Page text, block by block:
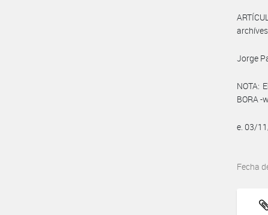
Jorge
NOTA:
BORA
e. 03/
Fecha